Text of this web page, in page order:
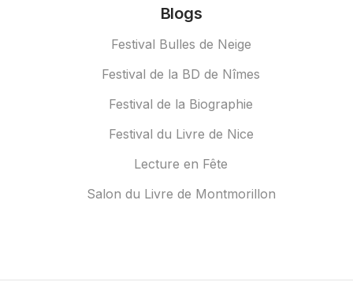
Blogs
Festival Bulles de Neige
Festival de la BD de Nîmes
Festival de la Biographie
Festival du Livre de Nice
Lecture en Fête
Salon du Livre de Montmorillon